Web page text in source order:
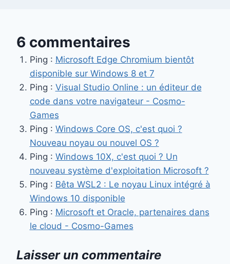
6 commentaires
Ping : Microsoft Edge Chromium bientôt
disponible sur Windows 8 et 7
Ping : Visual Studio Online : un éditeur de
code dans votre navigateur - Cosmo-
Games
Ping : Windows Core OS, c'est quoi ?
Nouveau noyau ou nouvel OS ?
Ping : Windows 10X, c'est quoi ? Un
nouveau système d'exploitation Microsoft ?
Ping : Bêta WSL2 : Le noyau Linux intégré à
Windows 10 disponible
Ping : Microsoft et Oracle, partenaires dans
le cloud - Cosmo-Games
Laisser un commentaire